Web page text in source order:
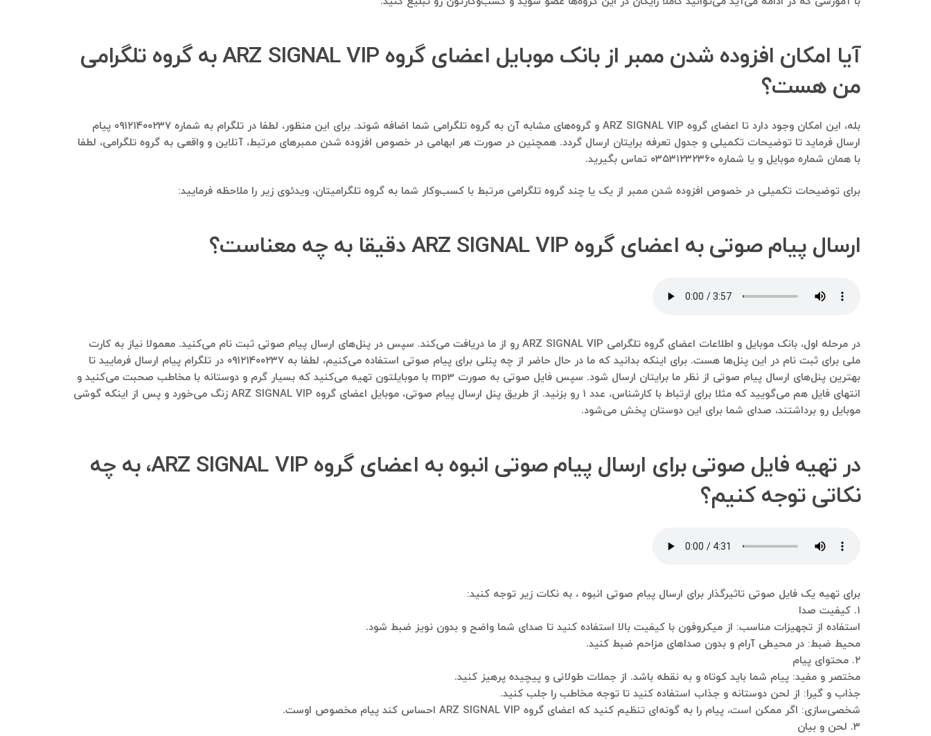
آیا امکان افزوده شدن ممبر از بانک موبایل اعضای گروه ARZ SIGNAL VIP به گروه تلگرامی
من هست؟
بله، این امکان وجود دارد تا اعضای گروه ARZ SIGNAL VIP و گروه‌های مشابه آن به گروه تلگرامی شما اضافه شوند. برای این منظور، لطفا در تلگرام به شماره ۰۹۱۲۱۴۰۰۲۳۷ پیام
ارسال فرماید تا توضیحات تکمیلی و جدول تعرفه برایتان ارسال گردد. همچنین در صورت هر ابهامی در خصوص افزوده شدن ممبرهای مرتبط، آنلاین و واقعی به گروه تلگرامی، لطفا
با همان شماره موبایل و یا شماره ۰۳۵۳۱۲۳۲۳۶۰ تماس بگیرید.
برای توضیحات تکمیلی در خصوص افزوده شدن ممبر از یک یا چند گروه تلگرامی مرتبط با کسب‌وکار شما به گروه تلگرامیتان، ویدئوی زیر را ملاحظه فرمایید:
ارسال پیام صوتی به اعضای گروه ARZ SIGNAL VIP دقیقا به چه معناست؟
در مرحله اول، بانک موبایل و اطلاعات اعضای گروه تلگرامی ARZ SIGNAL VIP رو از ما دریافت می‌کند. سپس در پنل‌های ارسال پیام صوتی ثبت نام می‌کنید. معمولا نیاز به کارت
ملی برای ثبت نام در این پنل‌ها هست. برای اینکه بدانید که ما در حال حاضر از چه پنلی برای پیام صوتی استفاده می‌کنیم، لطفا به ۰۹۱۲۱۴۰۰۲۳۷ در تلگرام پیام ارسال فرمایید تا
بهترین پنل‌های ارسال پیام صوتی از نظر ما برایتان ارسال شود. سپس فایل صوتی به صورت mp3 با موبایلتون تهیه می‌کنید که بسیار گرم و دوستانه با مخاطب صحبت می‌کنید و
انتهای فایل هم می‌گویید که مثلا برای ارتباط با کارشناس، عدد ۱ رو بزنید. از طریق پنل ارسال پیام صوتی، موبایل اعضای گروه ARZ SIGNAL VIP زنگ می‌خورد و پس از اینکه گوشی
موبایل رو برداشتند، صدای شما برای این دوستان پخش می‌شود.
در تهیه فایل صوتی برای ارسال پیام صوتی انبوه به اعضای گروه ARZ SIGNAL VIP، به چه
نکاتی توجه کنیم؟
برای تهیه یک فایل صوتی تاثیرگذار برای ارسال پیام صوتی انبوه ، به نکات زیر توجه کنید:
۱. کیفیت صدا
استفاده از تجهیزات مناسب: از میکروفون با کیفیت بالا استفاده کنید تا صدای شما واضح و بدون نویز ضبط شود.
محیط ضبط: در محیطی آرام و بدون صداهای مزاحم ضبط کنید.
۲. محتوای پیام
مختصر و مفید: پیام شما باید کوتاه و به نقطه باشد. از جملات طولانی و پیچیده پرهیز کنید.
جذاب و گیرا: از لحن دوستانه و جذاب استفاده کنید تا توجه مخاطب را جلب کنید.
شخصی‌سازی: اگر ممکن است، پیام را به گونه‌ای تنظیم کنید که اعضای گروه ARZ SIGNAL VIP احساس کند پیام مخصوص اوست.
۳. لحن و بیان